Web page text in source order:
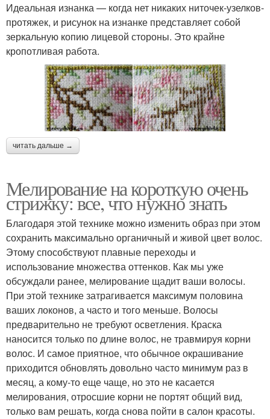
Идеальная изнанка — когда нет никаких ниточек-узелков-
протяжек, и рисунок на изнанке представляет собой
зеркальную копию лицевой стороны. Это крайне
кропотливая работа.
читать дальше →
Мелирование на короткую очень
стрижку: все, что нужно знать
Благодаря этой технике можно изменить образ при этом
сохранить максимально органичный и живой цвет волос.
Этому способствуют плавные переходы и
использование множества оттенков. Как мы уже
обсуждали ранее, мелирование щадит ваши волосы.
При этой технике затрагивается максимум половина
ваших локонов, а часто и того меньше. Волосы
предварительно не требуют осветления. Краска
наносится только по длине волос, не травмируя корни
волос. И самое приятное, что обычное окрашивание
приходится обновлять довольно часто минимум раз в
месяц, а кому-то еще чаще, но это не касается
мелирования, отросшие корни не портят общий вид,
только вам решать, когда снова пойти в салон красоты.